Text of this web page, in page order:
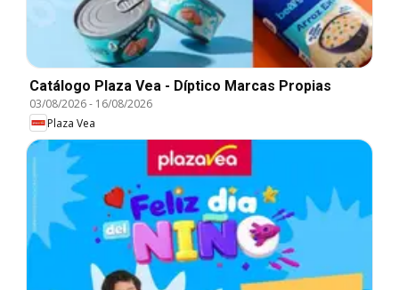
Catálogo Plaza Vea - Díptico Marcas Propias
03/08/2026- 16/08/2026
Plaza Vea